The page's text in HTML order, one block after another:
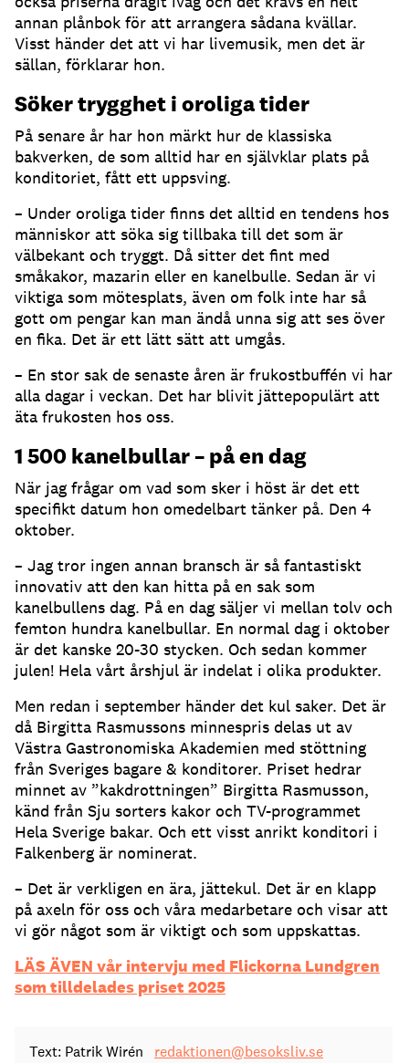
annan plånbok för att arrangera sådana kvällar.
Visst händer det att vi har livemusik, men det är
sällan, förklarar hon.
Söker trygghet i oroliga tider
På senare år har hon märkt hur de klassiska
bakverken, de som alltid har en självklar plats på
konditoriet, fått ett uppsving.
– Under oroliga tider finns det alltid en tendens hos
människor att söka sig tillbaka till det som är
välbekant och tryggt. Då sitter det fint med
småkakor, mazarin eller en kanelbulle. Sedan är vi
viktiga som mötesplats, även om folk inte har så
gott om pengar kan man ändå unna sig att ses över
en fika. Det är ett lätt sätt att umgås.
– En stor sak de senaste åren är frukostbuffén vi har
alla dagar i veckan. Det har blivit jättepopulärt att
äta frukosten hos oss.
1 500 kanelbullar – på en dag
När jag frågar om vad som sker i höst är det ett
specifikt datum hon omedelbart tänker på. Den 4
oktober.
– Jag tror ingen annan bransch är så fantastiskt
innovativ att den kan hitta på en sak som
kanelbullens dag. På en dag säljer vi mellan tolv och
femton hundra kanelbullar. En normal dag i oktober
är det kanske 20-30 stycken. Och sedan kommer
julen! Hela vårt årshjul är indelat i olika produkter.
Men redan i september händer det kul saker. Det är
då Birgitta Rasmussons minnespris delas ut av
Västra Gastronomiska Akademien med stöttning
från Sveriges bagare & konditorer. Priset hedrar
minnet av ”kakdrottningen” Birgitta Rasmusson,
känd från Sju sorters kakor och TV-programmet
Hela Sverige bakar. Och ett visst anrikt konditori i
Falkenberg är nominerat.
– Det är verkligen en ära, jättekul. Det är en klapp
på axeln för oss och våra medarbetare och visar att
vi gör något som är viktigt och som uppskattas.
LÄS ÄVEN vår intervju med Flickorna Lundgren
som tilldelades priset 2025
Text: Patrik Wirén redaktionen@besoksliv.se